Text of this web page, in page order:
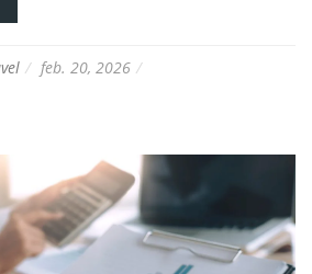
feb. 20, 2026